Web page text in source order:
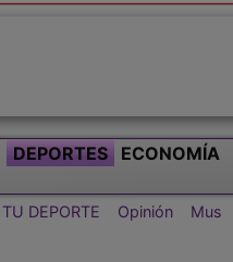
DEPORTES ECONOMÍA
TU DEPORTE Opinión Mus